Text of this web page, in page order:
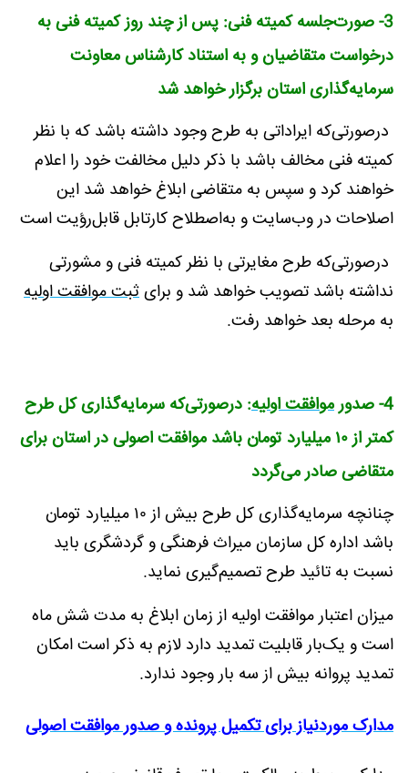
3- صورت‌جلسه کمیته فنی: پس از چند روز کمیته فنی به
درخواست متقاضیان و به استناد کارشناس معاونت
سرمایه‌گذاری استان برگزار خواهد شد
درصورتی‌که ایراداتی به طرح وجود داشته باشد که با نظر
کمیته فنی مخالف باشد با ذکر دلیل مخالفت خود را اعلام
خواهند کرد و سپس به متقاضی ابلاغ خواهد شد این
اصلاحات در وب‌سایت و به‌اصطلاح کارتابل قابل‌رؤیت است
درصورتی‌که طرح مغایرتی با نظر کمیته فنی و مشورتی
نداشته باشد تصویب خواهد شد و برایثبت موافقت اولیه
به مرحله بعد خواهد رفت.
4- صدور موافقت اولیه: درصورتی‌که سرمایه‌گذاری کل طرح
کمتر از ۱۰ میلیارد تومان باشد موافقت اصولی در استان برای
متقاضی صادر می‌گردد
چنانچه سرمایه‌گذاری کل طرح بیش از ۱۰ میلیارد تومان
باشد اداره کل سازمان میراث فرهنگی و گردشگری باید
نسبت به تائید طرح تصمیم‌گیری نماید.
میزان اعتبار موافقت اولیه از زمان ابلاغ به مدت شش ماه
است و یک‌بار قابلیت تمدید دارد لازم به ذکر است امکان
تمدید پروانه بیش از سه بار وجود ندارد.
مدارک موردنیاز برای تکمیل پرونده و صدور موافقت اصولی